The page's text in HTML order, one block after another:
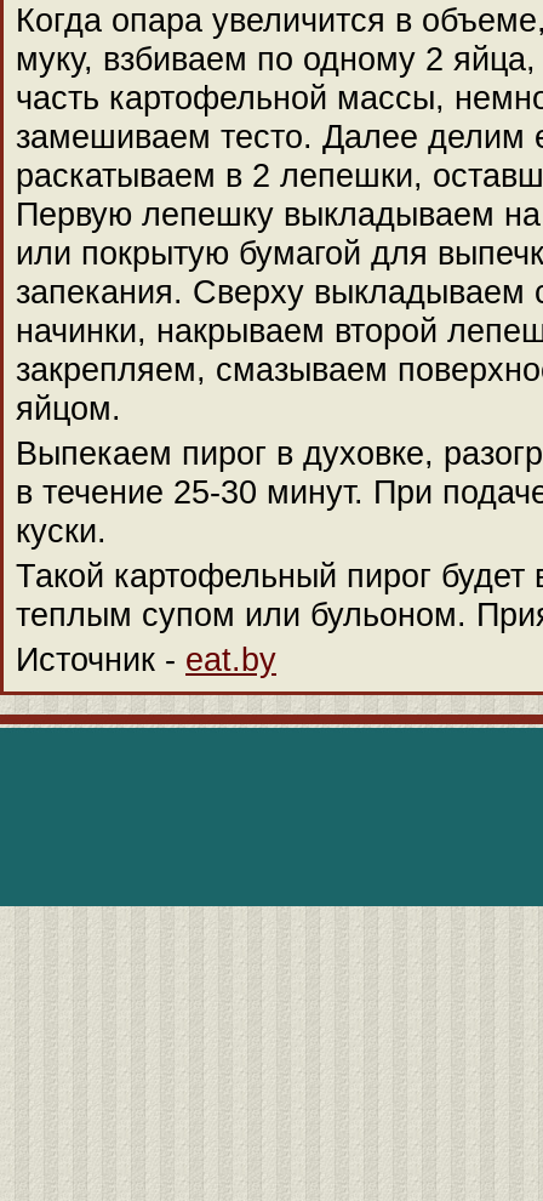
Когда опара увеличится в
муку, взбиваем по одному 2
часть картофельной массы,
замешиваем тесто. Далее делим
раскатываем в 2 лепешки,
Первую лепешку выкладываем
или покрытую бумагой для
запекания. Сверху выкладываем
начинки, накрываем второй
закрепляем, смазываем
яйцом.
Выпекаем пирог в духовке,
в течение 25-30 минут. При
куски.
Такой картофельный пирог будет
теплым супом или бульоном.
Источник - eat.by